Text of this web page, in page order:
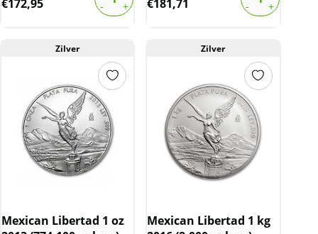
€172,95 €181,71
Zilver
Mexican Libertad 1 oz
Zilver
Mexican Libertad 1 kg